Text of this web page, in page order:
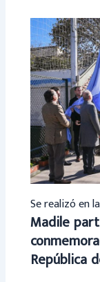
Se realizó en
Madile
República